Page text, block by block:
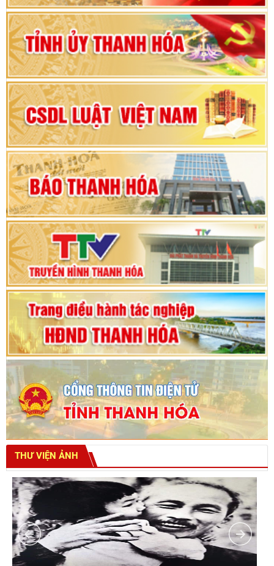
Bộ Chính trị duyệt nội dung Đại hội đại biểu
Đảng bộ tỉnh Thanh Hóa lần thứ XX, nhiệm kỳ
2025 - 2030
Đại hội đại biểu Đảng bộ xã Yên Thọ lần thứ I,
nhiệm kỳ 2025 – 2030
Đại hội Đảng bộ xã Yên Ninh lần thứ nhất,
nhiệm kỳ 2025 - 2030
Khai mạc Kỳ họp bất thường lần thứ 9, Quốc
hội khóa XV
Phiên thảo luận Kỳ họp thứ 24, HĐND tỉnh
Thanh Hóa khóa XVIII, nhiệm kỳ 2021 - 2026
Bế mạc Kỳ họp thứ hai bốn, Hội đồng nhân dân
tỉnh khoá XVIII
THƯ VIỆN ẢNH